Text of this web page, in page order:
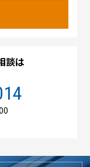
談は